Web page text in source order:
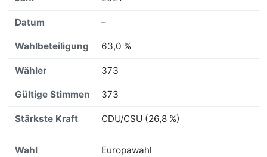
–
63,0 %
373
373
CDU/CSU (26,8 %)
Europawahl